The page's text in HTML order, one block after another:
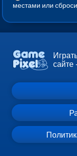
местами или
сайте